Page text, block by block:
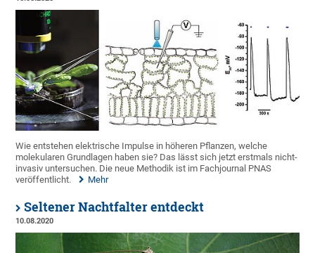
Wie entstehen elektrische Impulse in höheren Pflanzen, welche
molekularen Grundlagen haben sie? Das lässt sich jetzt erstmals nicht-
invasiv untersuchen. Die neue Methodik ist im Fachjournal PNAS
veröffentlicht.
Mehr
Seltener Nachtfalter entdeckt
10.08.2020